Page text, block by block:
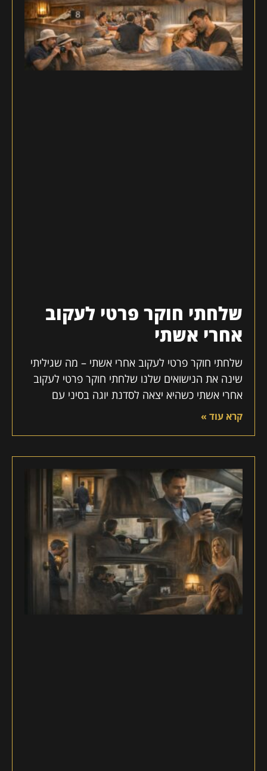
שלחתי חוקר פרטי לעקוב
אחרי אשתי
שלחתי חוקר פרטי לעקוב אחרי אשתי – מה שגיליתי
שינה את הנישואים שלנו שלחתי חוקר פרטי לעקוב
אחרי אשתי כשהיא יצאה לסדנת יוגה בסיני עם
קרא עוד »